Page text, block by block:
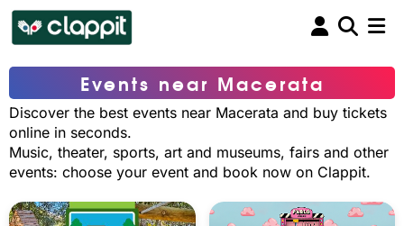
Events near Macerata
Discover the best events near Macerata and buy tickets
online in seconds.
Music, theater, sports, art and museums, fairs and other
events: choose your event and book now on Clappit.